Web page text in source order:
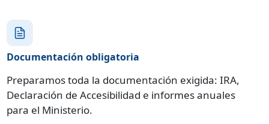
Documentación obligatoria
Preparamos toda la documentación exigida: IRA,
Declaración de Accesibilidad e informes anuales
para el Ministerio.